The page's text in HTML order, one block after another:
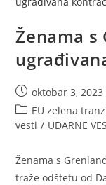
Ženama
Post
published:
oktobar 3, 2023
Post
category:
EU zelena
vesti / UDARNE
Ženama s
traže odštetu od